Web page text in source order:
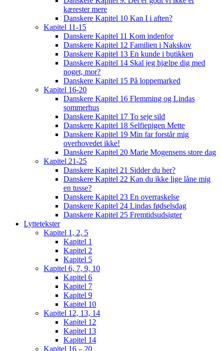
kærester mere
Danskere Kapitel 10 Kan I i aften?
Kapitel 11-15
Danskere Kapitel 11 Kom indenfor
Danskere Kapitel 12 Familien i Nakskov
Danskere Kapitel 13 En kunde i butikken
Danskere Kapitel 14 Skal jeg hjælpe dig med
noget, mor?
Danskere Kapitel 15 På loppemarked
Kapitel 16-20
Danskere Kapitel 16 Flemming og Lindas
sommerhus
Danskere Kapitel 17 To seje sild
Danskere Kapitel 18 Selfiepigen Mette
Danskere Kapitel 19 Min far forstår mig
overhovedet ikke!
Danskere Kapitel 20 Marie Mogensens store dag
Kapitel 21-25
Danskere Kapitel 21 Sidder du her?
Danskere Kapitel 22 Kan du ikke lige låne mig
en tusse?
Danskere Kapitel 23 En overraskelse
Danskere Kapitel 24 Lindas fødselsdag
Danskere Kapitel 25 Fremtidsudsigter
Lyttetekster
Kapitel 1, 2, 5
Kapitel 1
Kapitel 2
Kapitel 5
Kapitel 6, 7, 9, 10
Kapitel 6
Kapitel 7
Kapitel 9
Kapitel 10
Kapitel 12, 13, 14
Kapitel 12
Kapitel 13
Kapitel 14
Kapitel 16 – 20